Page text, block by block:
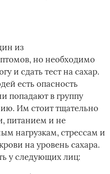
из
но необходимо
и сдать тест на сахар.
есть опасность
попадают в группу
Им стоит тщательно
питанием и не
нагрузкам, стрессам и
на уровень сахара.
у следующих лиц: